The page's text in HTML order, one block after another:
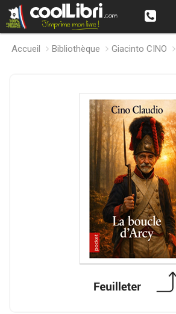
Accueil Bibliothèque Giacinto CINO